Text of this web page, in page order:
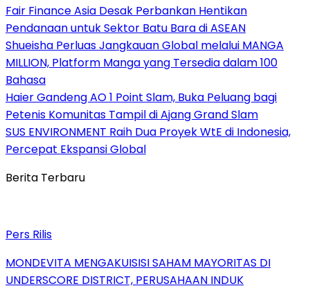
Fair Finance Asia Desak Perbankan Hentikan
Pendanaan untuk Sektor Batu Bara di ASEAN
Shueisha Perluas Jangkauan Global melalui MANGA
MILLION, Platform Manga yang Tersedia dalam 100
Bahasa
Haier Gandeng AO 1 Point Slam, Buka Peluang bagi
Petenis Komunitas Tampil di Ajang Grand Slam
SUS ENVIRONMENT Raih Dua Proyek WtE di Indonesia,
Percepat Ekspansi Global
Berita Terbaru
Pers Rilis
MONDEVITA MENGAKUISISI SAHAM MAYORITAS DI
UNDERSCORE DISTRICT, PERUSAHAAN INDUK